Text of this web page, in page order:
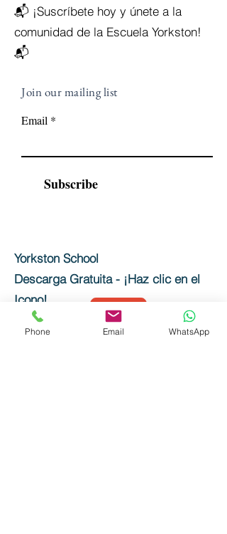
📬 ¡Suscríbete hoy y únete a la
comunidad de la Escuela Yorkston!
📬
Join our mailing list
Email
Subscribe
Yorkston School
Descarga Gratuita - ¡Haz clic en el
Icono!
Phone Email WhatsApp